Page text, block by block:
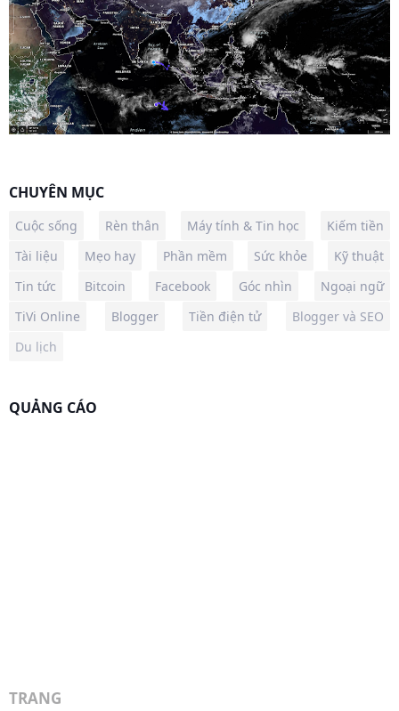
CHUYÊN MỤC
Cuộc sống Rèn thân Máy tính & Tin học
Kiếm tiền
Tài liệu
Mẹo hay Phần mềm Sức khỏe
Kỹ thuật
Tin tức
Bitcoin Facebook Góc nhìn
Ngoại ngữ
TiVi Online
Blogger Tiền điện tử
Blogger và SEO
Du lịch
QUẢNG CÁO
TRANG